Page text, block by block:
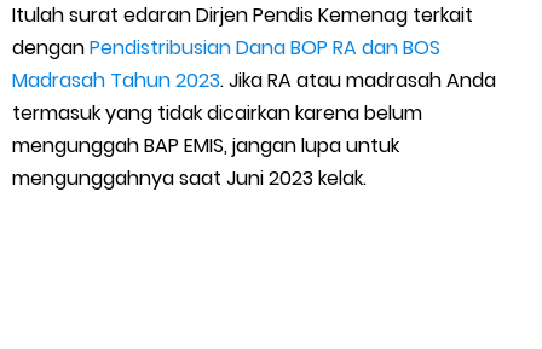
Itulah surat edaran Dirjen Pendis Kemenag terkait
denganPendistribusian Dana BOP RA dan BOS
Madrasah Tahun 2023. Jika RA atau madrasah Anda
termasuk yang tidak dicairkan karena belum
mengunggah BAP EMIS, jangan lupa untuk
mengunggahnya saat Juni 2023 kelak.